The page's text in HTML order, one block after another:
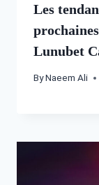
Les
Lunubet
ByNaeem Ali